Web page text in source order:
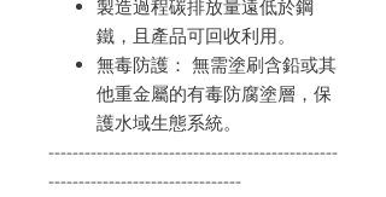
製造過程碳排放量遠低於鋼
鐵，且產品可回收利用。
無毒防護： 無需塗刷含鉛或其
他重金屬的有毒防腐塗層，保
護水域生態系統。
------------------------------------------------
--------------------------------